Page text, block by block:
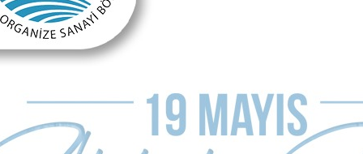
Sizde Yorum Ekleyin
İsim Soyad
E-mail Adresiniz (zorunlu değil)